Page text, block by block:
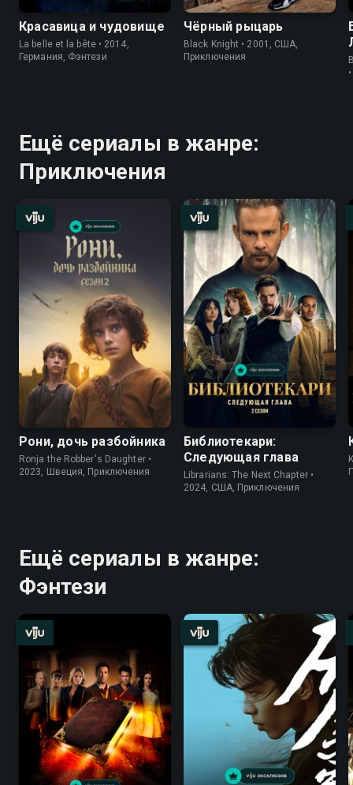
Красавица и чудовище
La belle et la bête • 2014,
Германия, Фэнтези
Чёрный рыцарь
Black Knight • 2001, США,
Приключения
Ещё сериалы в жанре:
Приключения
Рони, дочь разбойника
Ronja the Robber's Daughter •
2023, Швеция, Приключения
Библиотекари:
Следующая глава
Librarians: The Next Chapter •
2024, США, Приключения
Ещё сериалы в жанре:
Фэнтези